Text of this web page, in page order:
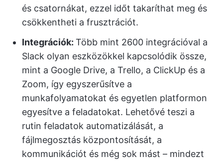
és csatornákat, ezzel időt takaríthat meg és
csökkentheti a frusztrációt.
Integrációk: Több mint 2600 integrációval a
Slack olyan eszközökkel kapcsolódik össze,
mint a Google Drive, a Trello, a ClickUp és a
Zoom, így egyszerűsítve a
munkafolyamatokat és egyetlen platformon
egyesítve a feladatokat. Lehetővé teszi a
rutin feladatok automatizálását, a
fájlmegosztás központosítását, a
kommunikációt és még sok mást – mindezt